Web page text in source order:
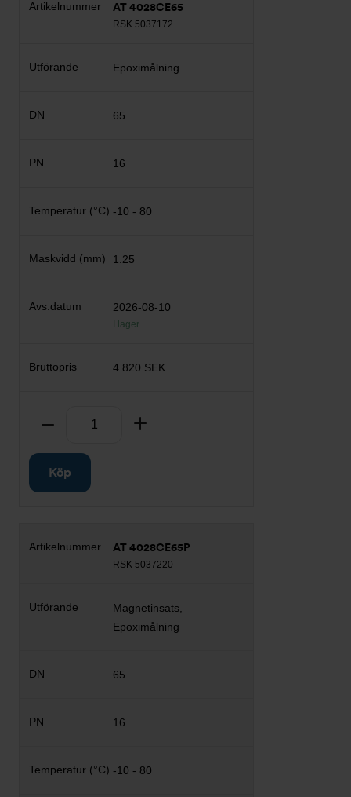
AT 4028CE65
RSK 5037172
Epoximålning
65
16
-10 - 80
1.25
2026-08-10
I lager
4 820 SEK
Ta bort
Köp
AT 4028CE65P
RSK 5037220
Magnetinsats,
Epoximålning
65
16
-10 - 80